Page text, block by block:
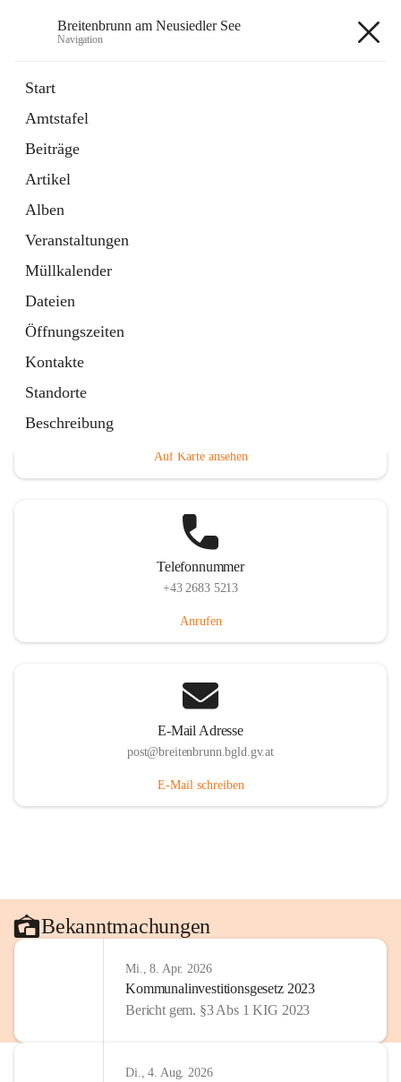
Breitenbrunn am Neusiedler See
Navigation
Start
Amtstafel
Beiträge
Artikel
Alben
Veranstaltungen
Müllkalender
Dateien
Öffnungszeiten
Kontakte
Standorte
Beschreibung
18 Schnellzugriffe
Gemeindeservice
Auf Karte ansehen
Telefonnummer
+43 2683 5213
Anrufen
E-Mail Adresse
post@breitenbrunn.bgld.gv.at
E-Mail schreiben
Bekanntmachungen
Mi., 8. Apr. 2026
Kommunalinvestitionsgesetz 2023
Bericht gem. §3 Abs 1 KIG 2023
Di., 4. Aug. 2026